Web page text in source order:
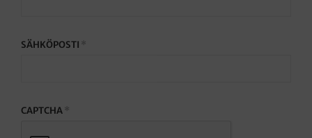
SÄHKÖPOSTI *
CAPTCHA *